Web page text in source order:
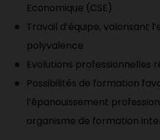
Economique (CSE)
Travail d’équipe, valorisant
polyvalence
Evolutions professionnelles
Possibilités de formation
l’épanouissement
organisme de formation